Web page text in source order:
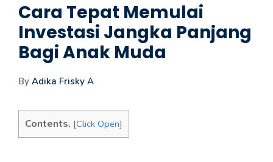
Cara Tepat Memulai
Investasi Jangka Panjang
Bagi Anak Muda
By Adika Frisky A
Contents. [Click Open]